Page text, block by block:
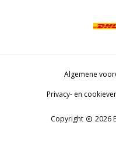
Algemene
Privacy- en
Copyright copyright 2026